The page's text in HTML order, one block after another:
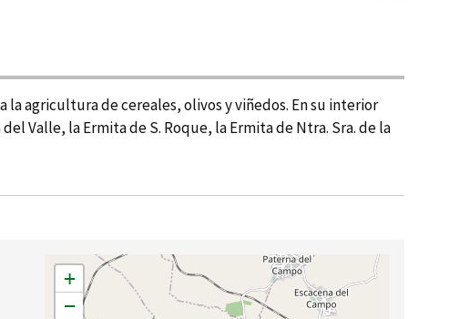
agricultura de cereales, olivos y viñedos. En su interior
Valle, la Ermita de S. Roque, la Ermita de Ntra. Sra. de la
+
−